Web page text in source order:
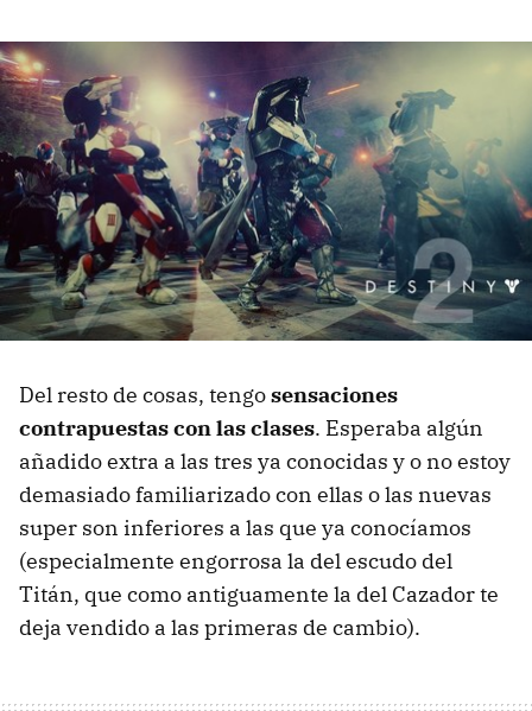
Del resto de cosas, tengosensaciones
contrapuestas con las clases. Esperaba algún
añadido extra a las tres ya conocidas y o no estoy
demasiado familiarizado con ellas o las nuevas
super son inferiores a las que ya conocíamos
(especialmente engorrosa la del escudo del
Titán, que como antiguamente la del Cazador te
deja vendido a las primeras de cambio).